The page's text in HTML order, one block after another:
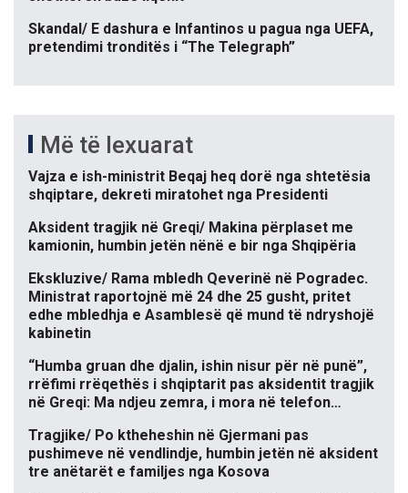
Skandal/ E dashura e Infantinos u pagua nga UEFA,
pretendimi tronditës i “The Telegraph”
Më të lexuarat
Vajza e ish-ministrit Beqaj heq dorë nga shtetësia
shqiptare, dekreti miratohet nga Presidenti
Aksident tragjik në Greqi/ Makina përplaset me
kamionin, humbin jetën nënë e bir nga Shqipëria
Ekskluzive/ Rama mbledh Qeverinë në Pogradec.
Ministrat raportojnë më 24 dhe 25 gusht, pritet
edhe mbledhja e Asamblesë që mund të ndryshojë
kabinetin
“Humba gruan dhe djalin, ishin nisur për në punë”,
rrëfimi rrëqethës i shqiptarit pas aksidentit tragjik
në Greqi: Ma ndjeu zemra, i mora në telefon…
Tragjike/ Po ktheheshin në Gjermani pas
pushimeve në vendlindje, humbin jetën në aksident
tre anëtarët e familjes nga Kosova